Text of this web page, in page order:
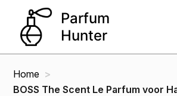
Home
BOSS The Scent Le Parfum voor